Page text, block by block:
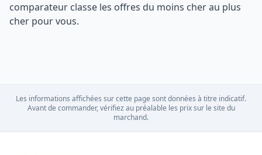
comparateur classe les offres du moins cher au plus
cher pour vous.
Les informations affichées sur cette page sont données à titre indicatif.
Avant de commander, vérifiez au préalable les prix sur le site du
marchand.